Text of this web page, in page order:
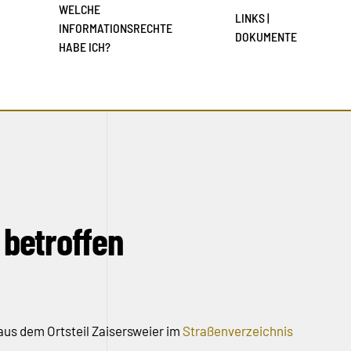
WELCHE
INFORMATIONSRECHTE
HABE ICH?
LINKS |
DOKUMENTE
betroffen
dem Ortsteil Zaisersweier im Straßenverzeichnis